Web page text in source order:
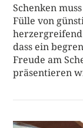
Schenken
Fülle von
dass ein
Freude am
präsentieren